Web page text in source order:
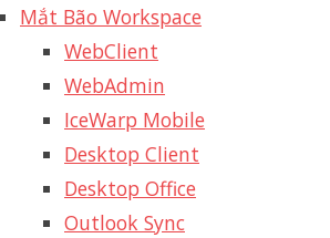
Mắt Bão Workspace
WebClient
WebAdmin
IceWarp Mobile
Desktop Client
Desktop Office
Outlook Sync